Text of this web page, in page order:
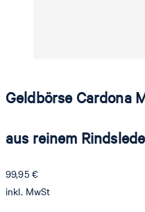
Geldbörse Cardona
aus reinem
99,95 €
inkl. MwSt